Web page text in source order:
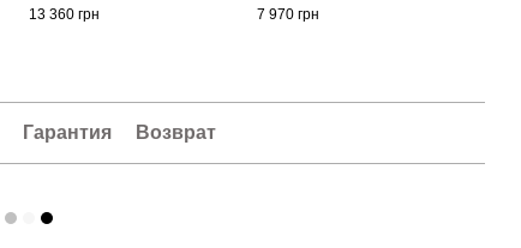
13 360 грн
7 970 грн
Гарантия Возврат